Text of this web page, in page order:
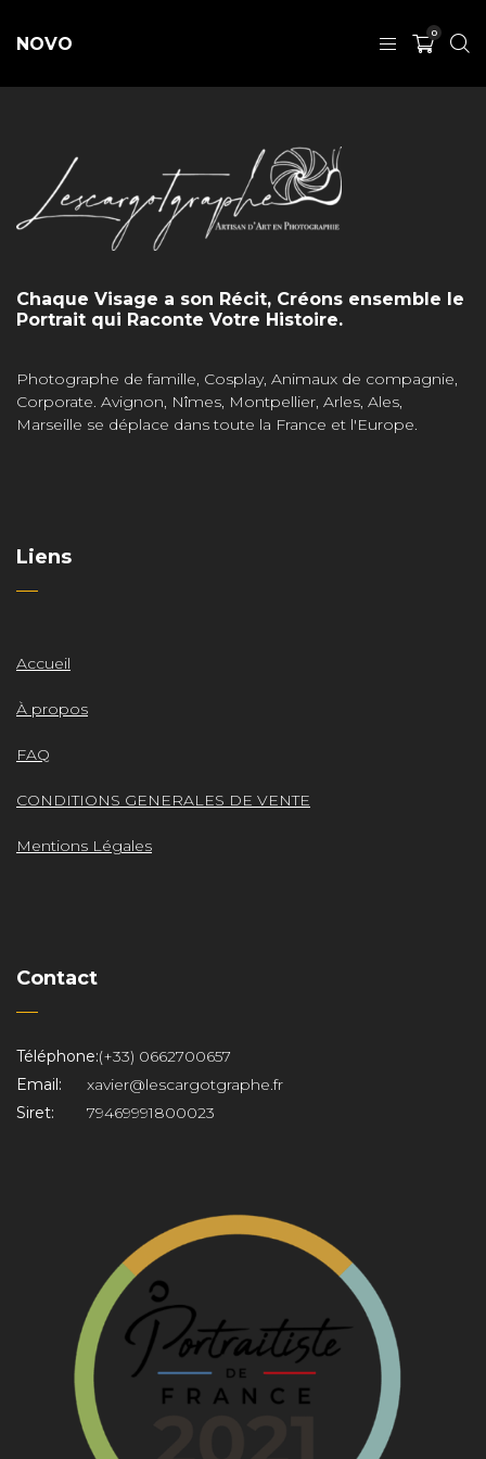
NOVO
0
Chaque Visage a son Récit, Créons ensemble le
Portrait qui Raconte Votre Histoire.
Photographe de famille, Cosplay, Animaux de compagnie,
Corporate. Avignon, Nîmes, Montpellier, Arles, Ales,
Marseille se déplace dans toute la France et l'Europe.
Liens
Accueil
À propos
FAQ
CONDITIONS GENERALES DE VENTE
Mentions Légales
Contact
Téléphone:(+33) 0662700657
Email:
xavier@lescargotgraphe.fr
Siret:
79469991800023